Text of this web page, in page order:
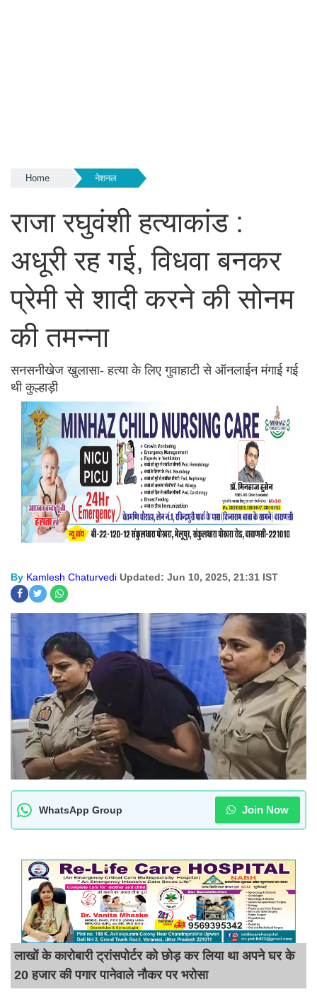
Home नेशनल
राजा रघुवंशी हत्याकांड :
अधूरी रह गई, विधवा बनकर
प्रेमी से शादी करने की सोनम
की तमन्ना
सनसनीखेज खुलासा- हत्या के लिए गुवाहाटी से ऑनलाईन मंगाई गई
थी कुल्हाड़ी
By Kamlesh Chaturvedi Updated: Jun 10, 2025, 21:31 IST
WhatsApp Group Join Now
लाखों के कारोबारी ट्रांसपोर्टर को छोड़ कर लिया था अपने घर के
20 हजार की पगार पानेवाले नौकर पर भरोसा